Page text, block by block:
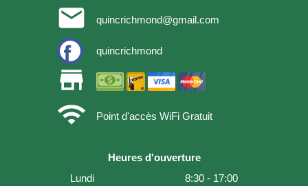
email quincrichmond@gmail.com
quincrichmond
store
wifi
Point d'accès WiFi Gratuit
Heures d'ouverture
Lundi
8:30 - 17:00